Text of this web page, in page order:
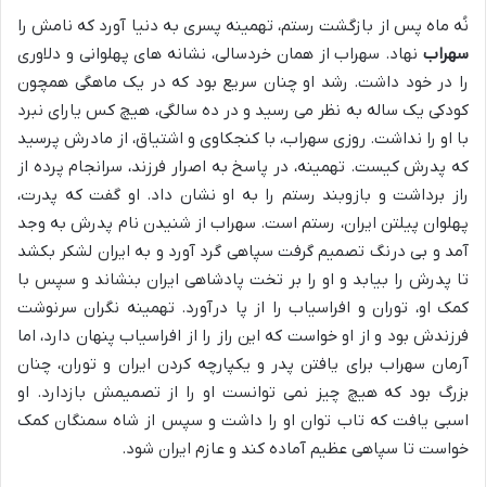
نُه ماه پس از بازگشت رستم، تهمینه پسری به دنیا آورد که نامش را
سهراب نهاد. سهراب از همان خردسالی، نشانه های پهلوانی و دلاوری
را در خود داشت. رشد او چنان سریع بود که در یک ماهگی همچون
کودکی یک ساله به نظر می رسید و در ده سالگی، هیچ کس یارای نبرد
با او را نداشت. روزی سهراب، با کنجکاوی و اشتیاق، از مادرش پرسید
که پدرش کیست. تهمینه، در پاسخ به اصرار فرزند، سرانجام پرده از
راز برداشت و بازوبند رستم را به او نشان داد. او گفت که پدرت،
پهلوان پیلتن ایران، رستم است. سهراب از شنیدن نام پدرش به وجد
آمد و بی درنگ تصمیم گرفت سپاهی گرد آورد و به ایران لشکر بکشد
تا پدرش را بیابد و او را بر تخت پادشاهی ایران بنشاند و سپس با
کمک او، توران و افراسیاب را از پا درآورد. تهمینه نگران سرنوشت
فرزندش بود و از او خواست که این راز را از افراسیاب پنهان دارد، اما
آرمان سهراب برای یافتن پدر و یکپارچه کردن ایران و توران، چنان
بزرگ بود که هیچ چیز نمی توانست او را از تصمیمش بازدارد. او
اسبی یافت که تاب توان او را داشت و سپس از شاه سمنگان کمک
خواست تا سپاهی عظیم آماده کند و عازم ایران شود.